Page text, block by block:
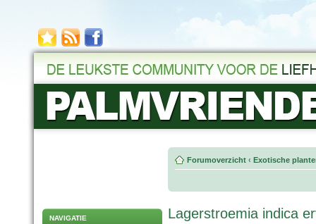
NAVIGATIE
Forumoverzicht ‹ Exotische
Lagerstroemia indica